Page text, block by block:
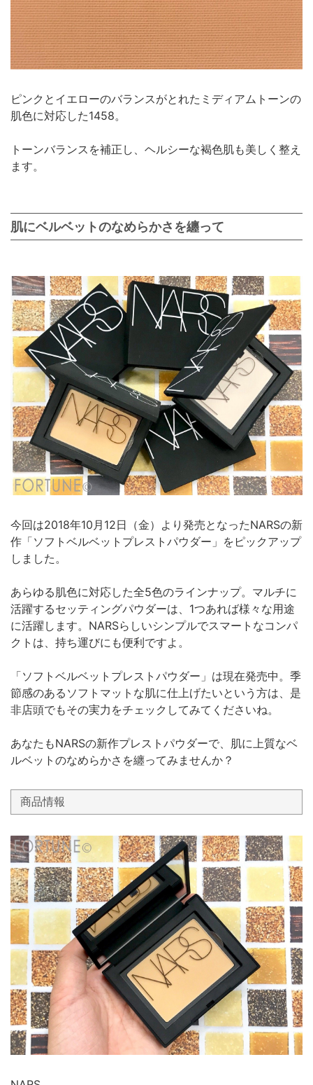
ピンクとイエローのバランスがとれたミディアムトーンの
肌色に対応した1458。
トーンバランスを補正し、ヘルシーな褐色肌も美しく整え
ます。
肌にベルベットのなめらかさを纏って
今回は2018年10月12日（金）より発売となったNARSの新
作「ソフトベルベットプレストパウダー」をピックアップ
しました。
あらゆる肌色に対応した全5色のラインナップ。マルチに
活躍するセッティングパウダーは、1つあれば様々な用途
に活躍します。NARSらしいシンプルでスマートなコンパ
クトは、持ち運びにも便利ですよ。
「ソフトベルベットプレストパウダー」は現在発売中。季
節感のあるソフトマットな肌に仕上げたいという方は、是
非店頭でもその実力をチェックしてみてくださいね。
あなたもNARSの新作プレストパウダーで、肌に上質なベ
ルベットのなめらかさを纏ってみませんか？
商品情報